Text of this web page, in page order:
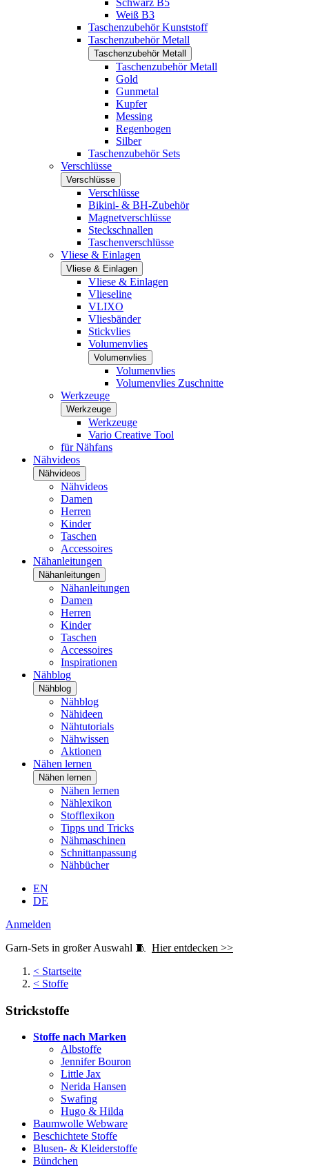
Schwarz B5
Weiß B3
Taschenzubehör Kunststoff
Taschenzubehör Metall
Taschenzubehör Metall
Taschenzubehör Metall
Gold
Gunmetal
Kupfer
Messing
Regenbogen
Silber
Taschenzubehör Sets
Verschlüsse
Verschlüsse
Verschlüsse
Bikini- & BH-Zubehör
Magnetverschlüsse
Steckschnallen
Taschenverschlüsse
Vliese & Einlagen
Vliese & Einlagen
Vliese & Einlagen
Vlieseline
VLIXO
Vliesbänder
Stickvlies
Volumenvlies
Volumenvlies
Volumenvlies
Volumenvlies Zuschnitte
Werkzeuge
Werkzeuge
Werkzeuge
Vario Creative Tool
für Nähfans
Nähvideos
Nähvideos
Nähvideos
Damen
Herren
Kinder
Taschen
Accessoires
Nähanleitungen
Nähanleitungen
Nähanleitungen
Damen
Herren
Kinder
Taschen
Accessoires
Inspirationen
Nähblog
Nähblog
Nähblog
Nähideen
Nähtutorials
Nähwissen
Aktionen
Nähen lernen
Nähen lernen
Nähen lernen
Nählexikon
Stofflexikon
Tipps und Tricks
Nähmaschinen
Schnittanpassung
Nähbücher
EN
DE
Anmelden
Garn-Sets in großer Auswahl 🧵 Hier entdecken >>
< Startseite
< Stoffe
Strickstoffe
Stoffe nach Marken
Albstoffe
Jennifer Bouron
Little Jax
Nerida Hansen
Swafing
Hugo & Hilda
Baumwolle Webware
Beschichtete Stoffe
Blusen- & Kleiderstoffe
Bündchen